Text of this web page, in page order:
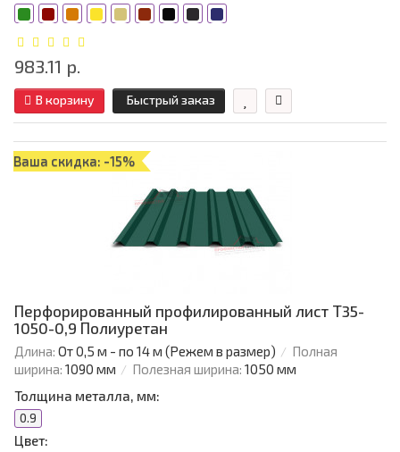
983.11 р.
В корзину Быстрый заказ
Ваша скидка: -15%
Перфорированный профилированный лист Т35-
1050-0,9 Полиуретан
Длина: От 0,5 м - по 14 м (Режем в размер)
Полная
ширина: 1090 мм Полезная ширина: 1050 мм
Толщина металла, мм:
0.9
Цвет: